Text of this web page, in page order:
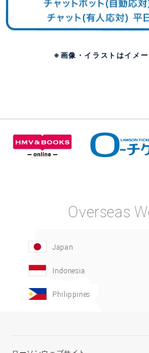
※画像・イラストはイメ
Overseas
Japan
Indonesia
Philippines